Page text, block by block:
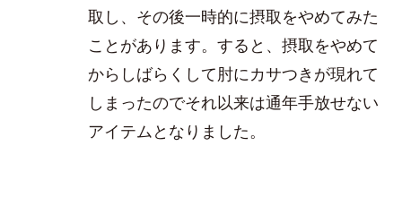
取し、その後一時的に摂取をやめてみた
ことがあります。すると、摂取をやめて
からしばらくして肘にカサつきが現れて
しまったのでそれ以来は通年手放せない
アイテムとなりました。